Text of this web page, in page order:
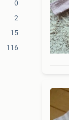
0
2
15
116